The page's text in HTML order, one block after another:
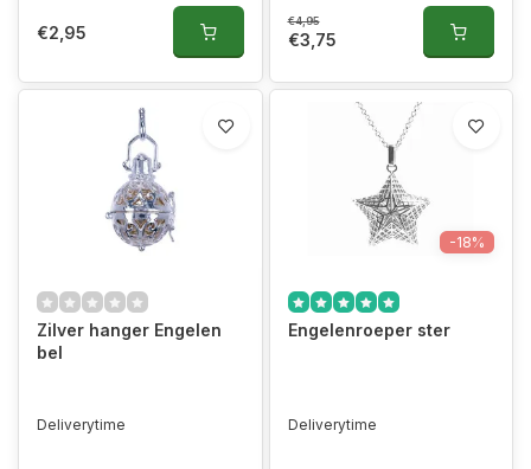
€2,95
€4,95
€3,75
Zilver hanger Engelen
bel
Deliverytime
-18%
Engelenroeper ster
Deliverytime